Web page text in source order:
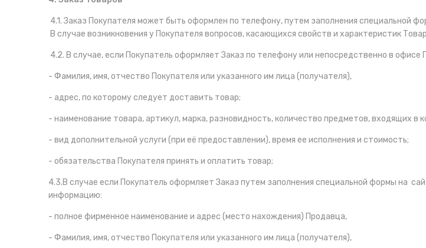
4.1. Заказ Покупателя может быть оформлен по телефону, путем заполнения специальной
В случае возникновения у Покупателя вопросов, касающихся свойств и характеристик
4.2. В случае, если Покупатель оформляет Заказ по телефону или непосредственно в
- Фамилия, имя, отчество Покупателя или указанного им лица (получателя),
- адрес, по которому следует доставить товар;
- наименование товара, артикул, марка, разновидность, количество предметов, входящих в
- вид дополнительной услуги (при её предоставлении), время ее исполнения и стоимость;
- обязательства Покупателя принять и оплатить товар;
4.3.В случае если Покупатель оформляет Заказ путем заполнения специальной формы на
информацию:
- полное фирменное наименование и адрес (место нахождения) Продавца,
- Фамилия, имя, отчество Покупателя или указанного им лица (получателя),